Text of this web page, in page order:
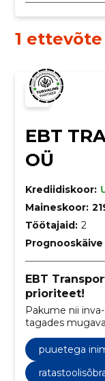
1 ettevõte
EBT
OÜ
Krediidiskoor:
Maineskoor:
Töötajaid: 2
Prognooskäive
EBT
prioriteet!
Pakume nii
tagades
marsuutidele
teenuseid
Eesti.
puuetega